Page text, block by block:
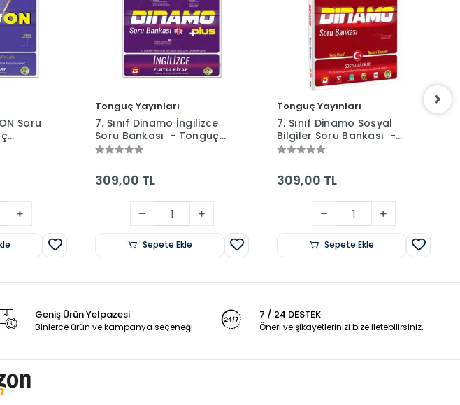
Soru
Tonguç Yayınları
7. Sınıf Dinamo İngilizce
Soru Bankası - Tonguç
Yayınları
309,00 TL
Sepete Ekle
Tonguç Yayınları
7. Sınıf Dinamo Sosyal
Bilgiler Soru Bankası -
Tonguç Yayınları
309,00 TL
Sepete Ekle
Geniş Ürün Yelpazesi
Binlerce ürün ve kampanya seçeneği
7 / 24 DESTEK
Öneri ve şikayetlerinizi bize iletebilirsiniz.